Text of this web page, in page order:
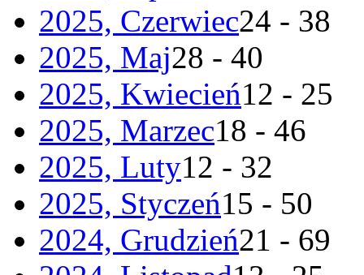
2025, Czerwiec24 - 38
2025, Maj28 - 40
2025, Kwiecień12 - 25
2025, Marzec18 - 46
2025, Luty12 - 32
2025, Styczeń15 - 50
2024, Grudzień21 - 69